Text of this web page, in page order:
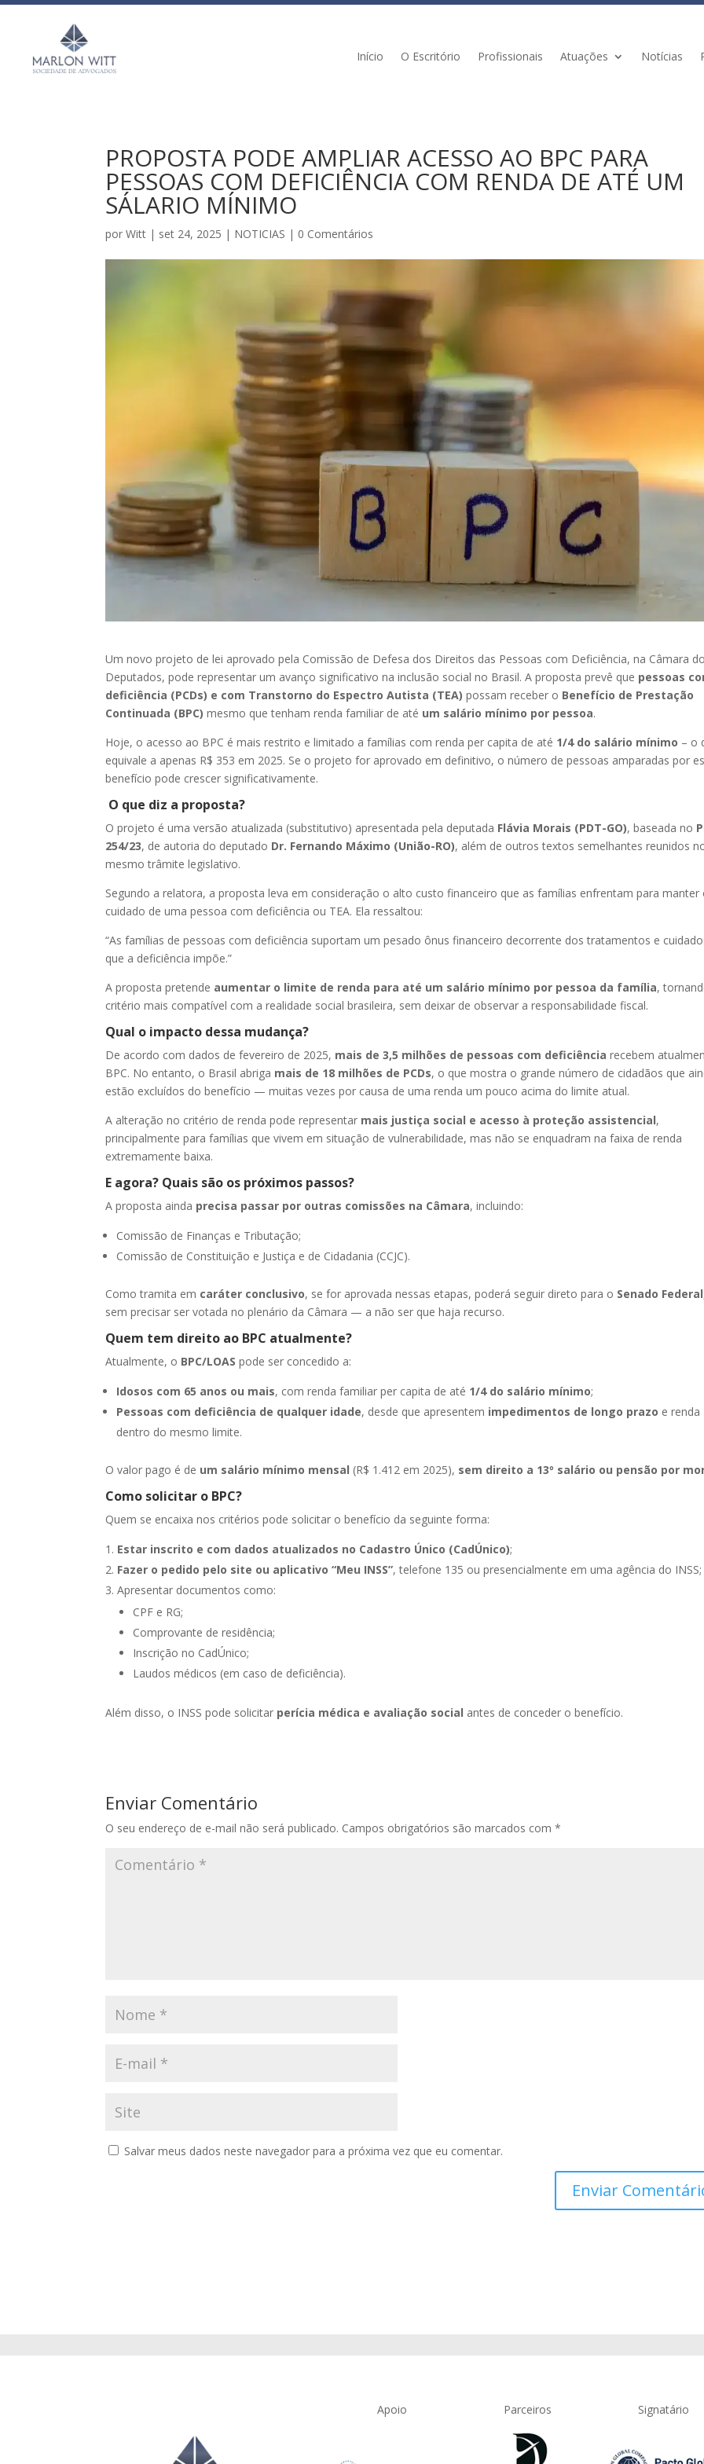
Início O Escritório Profissionais Atuações Notícias
PROPOSTA PODE AMPLIAR ACESSO AO BPC PARA
PESSOAS COM DEFICIÊNCIA COM RENDA DE ATÉ UM
SÁLARIO MÍNIMO
porWitt | set 24, 2025 | NOTICIAS | 0 Comentários
Um novo projeto de lei aprovado pela Comissão de Defesa dos Direitos das Pessoas com Deficiência, na Câmara
Deputados, pode representar um avanço significativo na inclusão social no Brasil. A proposta prevê que pessoas
deficiência (PCDs) e com Transtorno do Espectro Autista (TEA) possam receber o Benefício de Prestação
Continuada (BPC) mesmo que tenham renda familiar de até um salário mínimo por pessoa.
Hoje, o acesso ao BPC é mais restrito e limitado a famílias com renda per capita de até 1/4 do salário mínimo – o
equivale a apenas R$ 353 em 2025. Se o projeto for aprovado em definitivo, o número de pessoas amparadas por
benefício pode crescer significativamente.
O que diz a proposta?
O projeto é uma versão atualizada (substitutivo) apresentada pela deputada Flávia Morais (PDT-GO), baseada no
254/23, de autoria do deputado Dr. Fernando Máximo (União-RO), além de outros textos semelhantes reunidos
mesmo trâmite legislativo.
Segundo a relatora, a proposta leva em consideração o alto custo financeiro que as famílias enfrentam para manter
cuidado de uma pessoa com deficiência ou TEA. Ela ressaltou:
“As famílias de pessoas com deficiência suportam um pesado ônus financeiro decorrente dos tratamentos e
que a deficiência impõe.”
A proposta pretende aumentar o limite de renda para até um salário mínimo por pessoa da família,
critério mais compatível com a realidade social brasileira, sem deixar de observar a responsabilidade fiscal.
Qual o impacto dessa mudança?
De acordo com dados de fevereiro de 2025, mais de 3,5 milhões de pessoas com deficiência recebem
BPC. No entanto, o Brasil abriga mais de 18 milhões de PCDs, o que mostra o grande número de cidadãos que
estão excluídos do benefício — muitas vezes por causa de uma renda um pouco acima do limite atual.
A alteração no critério de renda pode representar mais justiça social e acesso à proteção assistencial,
principalmente para famílias que vivem em situação de vulnerabilidade, mas não se enquadram na faixa de renda
extremamente baixa.
E agora? Quais são os próximos passos?
A proposta ainda precisa passar por outras comissões na Câmara, incluindo:
Comissão de Finanças e Tributação;
Comissão de Constituição e Justiça e de Cidadania (CCJC).
Como tramita em caráter conclusivo, se for aprovada nessas etapas, poderá seguir direto para o Senado Federal
sem precisar ser votada no plenário da Câmara — a não ser que haja recurso.
Quem tem direito ao BPC atualmente?
Atualmente, o BPC/LOAS pode ser concedido a:
Idosos com 65 anos ou mais, com renda familiar per capita de até 1/4 do salário mínimo;
Pessoas com deficiência de qualquer idade, desde que apresentem impedimentos de longo prazo e renda
dentro do mesmo limite.
O valor pago é de um salário mínimo mensal (R$ 1.412 em 2025), sem direito a 13º salário ou pensão por
Como solicitar o BPC?
Quem se encaixa nos critérios pode solicitar o benefício da seguinte forma:
Estar inscrito e com dados atualizados no Cadastro Único (CadÚnico);
Fazer o pedido pelo site ou aplicativo “Meu INSS”, telefone 135 ou presencialmente em uma agência do INSS;
Apresentar documentos como:
CPF e RG;
Comprovante de residência;
Inscrição no CadÚnico;
Laudos médicos (em caso de deficiência).
Além disso, o INSS pode solicitar perícia médica e avaliação social antes de conceder o benefício.
Enviar Comentário
O seu endereço de e-mail não será publicado. Campos obrigatórios são marcados com*
Salvar meus dados neste navegador para a próxima vez que eu comentar.
Apoio Parceiros Signatário